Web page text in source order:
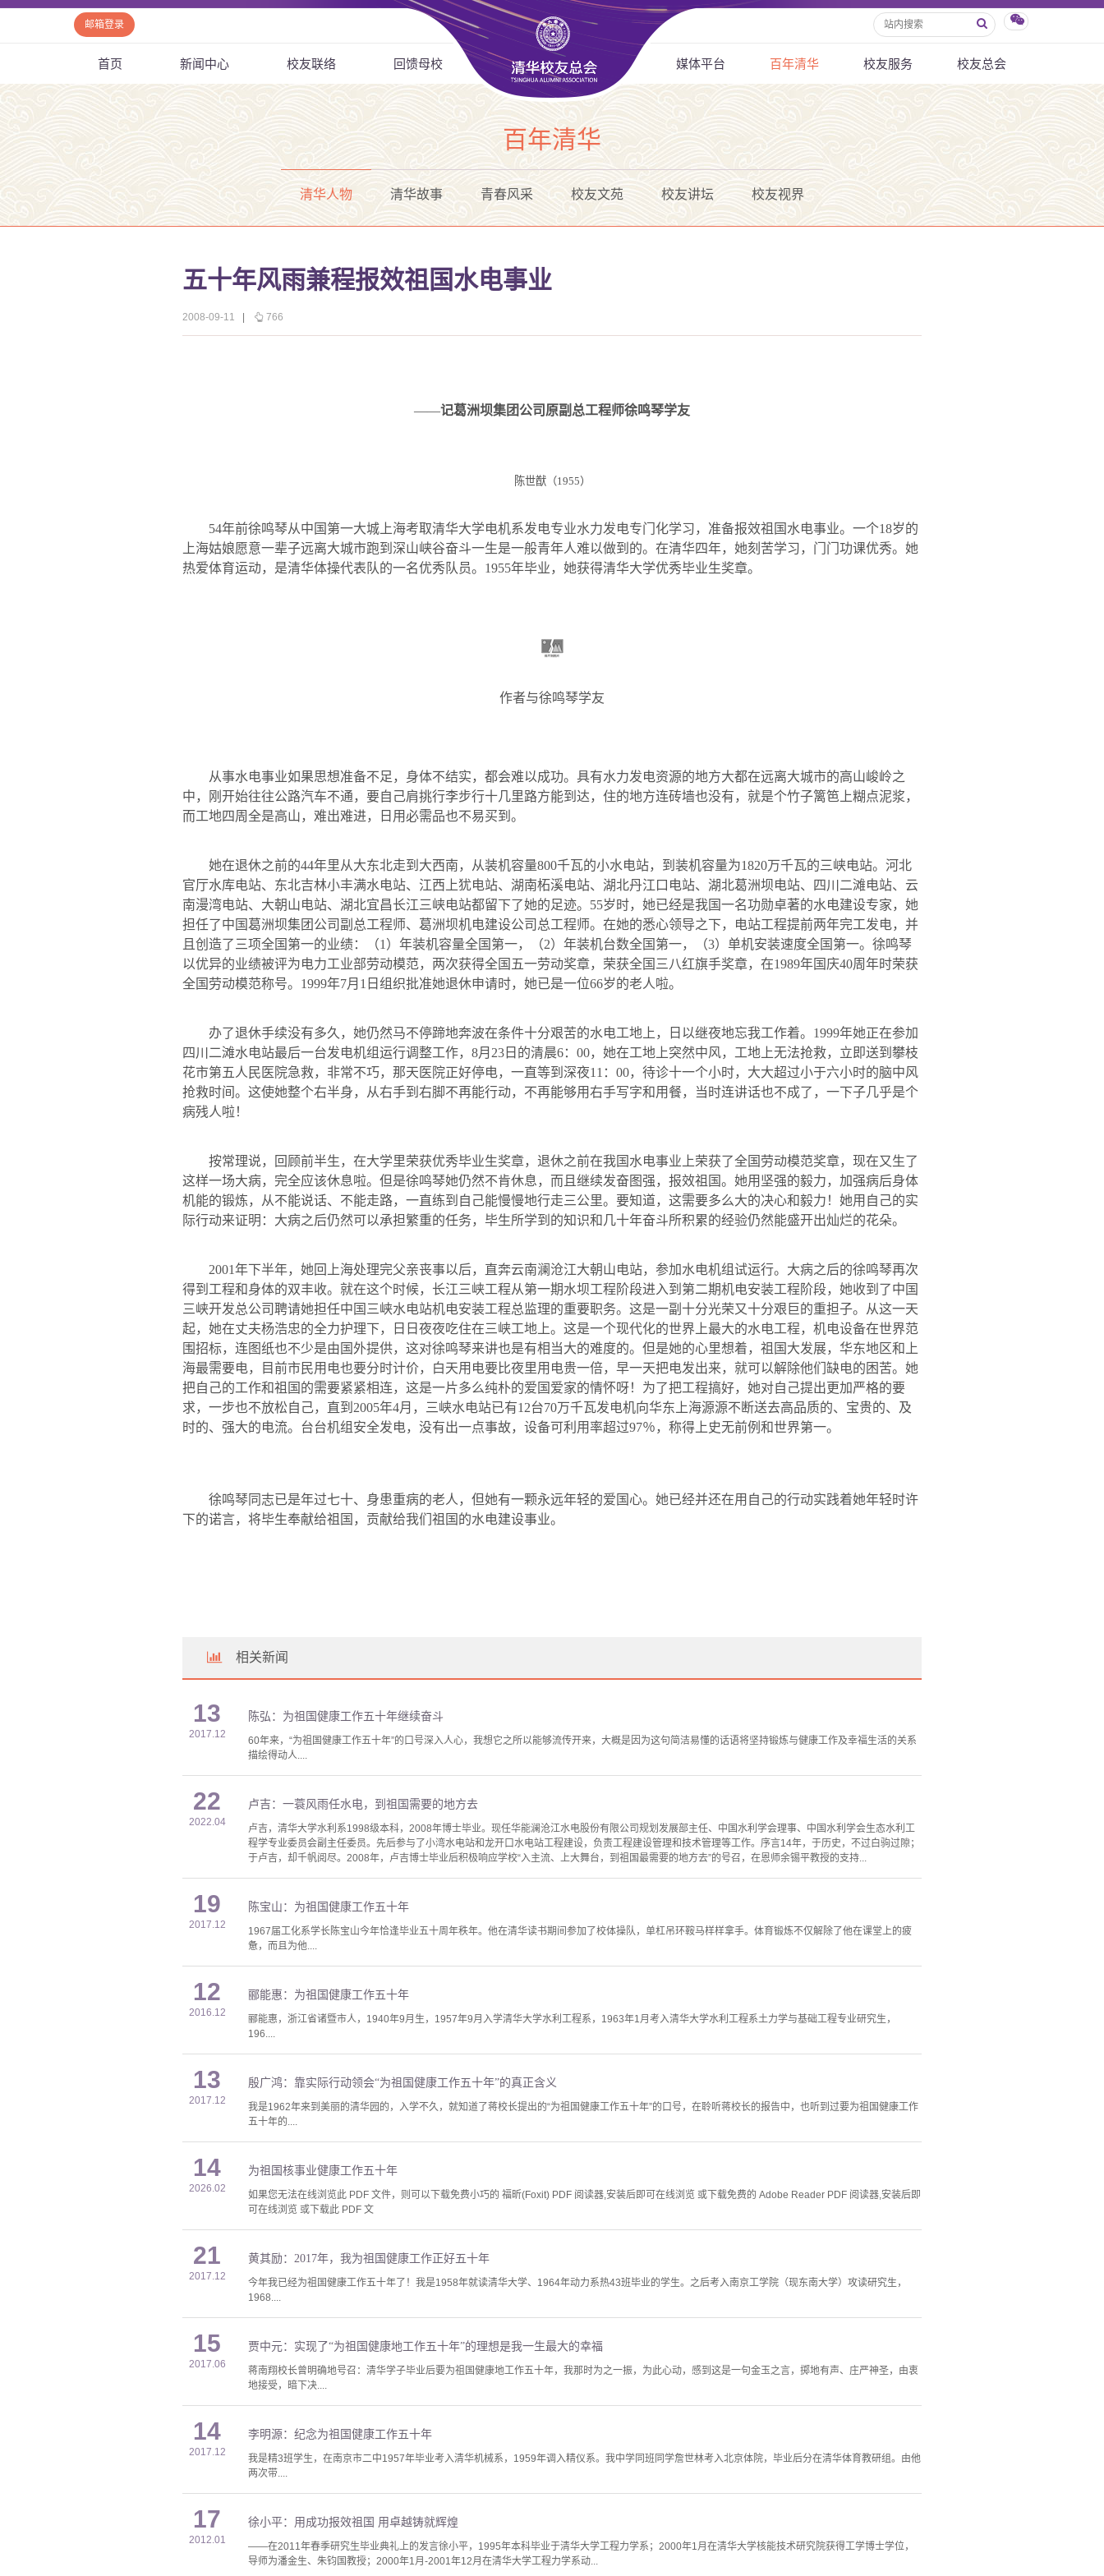
邮箱登录
首页 新闻中心 校友联络 回馈母校 媒体平台 百年清华 校友服务 校友总会
百年清华
清华人物 清华故事 青春风采 校友文苑 校友讲坛 校友视界
五十年风雨兼程报效祖国水电事业
2008-09-11 766
——记葛洲坝集团公司原副总工程师徐鸣琴学友
陈世猷（1955）
54年前徐鸣琴从中国第一大城上海考取清华大学电机系发电专业水力发电专门化学习，准备报效祖国水电事业。一个18岁的
上海姑娘愿意一辈子远离大城市跑到深山峡谷奋斗一生是一般青年人难以做到的。在清华四年，她刻苦学习，门门功课优秀。她
热爱体育运动，是清华体操代表队的一名优秀队员。 1955年毕业，她获得清华大学优秀毕业生奖章。
作者与徐鸣琴学友
从事水电事业如果思想准备不足，身体不结实，都会难以成功。具有水力发电资源的地方大都在远离大城市的高山峻岭之
中，刚开始往往公路汽车不通，要自己肩挑行李步行十几里路方能到达，住的地方连砖墙也没有，就是个竹子篱笆上糊点泥浆，
而工地四周全是高山，难出难进，日用必需品也不易买到。
她在退休之前的44年里从大东北走到大西南，从装机容量800千瓦的小水电站，到装机容量为1820万千瓦的三峡电站。河北
官厅水库电站、东北吉林小丰满水电站、江西上犹电站、湖南柘溪电站、湖北丹江口电站、湖北葛洲坝电站、四川二滩电站、云
南漫湾电站、大朝山电站、湖北宜昌长江三峡电站都留下了她的足迹。 55岁时，她已经是我国一名功勋卓著的水电建设专家，她
担任了中国葛洲坝集团公司副总工程师、葛洲坝机电建设公司总工程师。在她的悉心领导之下，电站工程提前两年完工发电，并
且创造了三项全国第一的业绩：（1 ）年装机容量全国第一，（2）年装机台数全国第一，（3）单机安装速度全国第一。徐鸣琴
以优异的业绩被评为电力工业部劳动模范，两次获得全国五一劳动奖章，荣获全国三八红旗手奖章，在1989年国庆40周年时荣获
全国劳动模范称号。 1999年7月 1 日 组织批准她退休申请时，她已是一位66岁的老人啦。
办了退休手续没有多久，她仍然马不停蹄地奔波在条件十分艰苦的水电工地上，日以继夜地忘我工作着。 1999年她正在参加
四川二滩水电站最后一台发电机组运行调整工作， 8月 23 日 的清晨6： 00，她在工地上突然中风，工地上无法抢救，立即送到攀枝
花市第五人民医院急救，非常不巧，那天医院正好停电，一直等到深夜11 ： 00，待诊十一个小时，大大超过小于六小时的脑中风
抢救时间。这使她整个右半身，从右手到右脚不再能行动，不再能够用右手写字和用餐，当时连讲话也不成了，一下子几乎是个
病残人啦！
按常理说，回顾前半生，在大学里荣获优秀毕业生奖章，退休之前在我国水电事业上荣获了全国劳动模范奖章，现在又生了
这样一场大病，完全应该休息啦。但是徐鸣琴她仍然不肯休息，而且继续发奋图强，报效祖国。她用坚强的毅力，加强病后身体
机能的锻炼，从不能说话、不能走路，一直练到自己能慢慢地行走三公里。要知道，这需要多么大的决心和毅力！她用自己的实
际行动来证明：大病之后仍然可以承担繁重的任务，毕生所学到的知识和几十年奋斗所积累的经验仍然能盛开出灿烂的花朵。
2001年下半年，她回上海处理完父亲丧事以后，直奔云南澜沧江大朝山电站，参加水电机组试运行。大病之后的徐鸣琴再次
得到工程和身体的双丰收。就在这个时候，长江三峡工程从第一期水坝工程阶段进入到第二期机电安装工程阶段，她收到了中国
三峡开发总公司聘请她担任中国三峡水电站机电安装工程总监理的重要职务。这是一副十分光荣又十分艰巨的重担子。从这一天
起，她在丈夫杨浩忠的全力护理下，日日夜夜吃住在三峡工地上。这是一个现代化的世界上最大的水电工程，机电设备在世界范
围招标，连图纸也不少是由国外提供，这对徐鸣琴来讲也是有相当大的难度的。但是她的心里想着，祖国大发展，华东地区和上
海最需要电，目前市民用电也要分时计价，白天用电要比夜里用电贵一倍，早一天把电发出来，就可以解除他们缺电的困苦。她
把自己的工作和祖国的需要紧紧相连，这是一片多么纯朴的爱国爱家的情怀呀！为了把工程搞好，她对自己提出更加严格的要
求，一步也不放松自己，直到 2005年4月，三峡水电站已有12台70万千瓦发电机向华东上海源源不断送去高品质的、宝贵的、及
时的、强大的电流。台台机组安全发电，没有出一点事故，设备可利用率超过97％，称得上史无前例和世界第一。
徐鸣琴同志已是年过七十、身患重病的老人，但她有一颗永远年轻的爱国心。她已经并还在用自己的行动实践着她年轻时许
下的诺言，将毕生奉献给祖国，贡献给我们祖国的水电建设事业。
相关新闻
13
2017.12
陈弘：为祖国健康工作五十年继续奋斗
60年来，“为祖国健康工作五十年”的口号深入人心，我想它之所以能够流传开来，大概是因为这句简洁易懂的话语将坚持锻炼与健康工作及幸福生活的关系
描绘得动人....
22
2022.04
卢吉：一蓑风雨任水电，到祖国需要的地方去
卢吉，清华大学水利系1998级本科，2008年博士毕业。现任华能澜沧江水电股份有限公司规划发展部主任、中国水利学会理事、中国水利学会生态水利工
程学专业委员会副主任委员。先后参与了小湾水电站和龙开口水电站工程建设，负责工程建设管理和技术管理等工作。序言14年，于历史，不过白驹过隙；
于卢吉，却千帆阅尽。2008年，卢吉博士毕业后积极响应学校“入主流、上大舞台，到祖国最需要的地方去”的号召，在恩师余锡平教授的支持...
19
2017.12
陈宝山：为祖国健康工作五十年
1967届工化系学长陈宝山今年恰逢毕业五十周年秩年。他在清华读书期间参加了校体操队，单杠吊环鞍马样样拿手。体育锻炼不仅解除了他在课堂上的疲
惫，而且为他....
12
2016.12
郦能惠：为祖国健康工作五十年
郦能惠，浙江省诸暨市人，1940年9月生，1957年9月入学清华大学水利工程系，1963年1月考入清华大学水利工程系土力学与基础工程专业研究生，
196....
13
2017.12
殷广鸿：靠实际行动领会“为祖国健康工作五十年”的真正含义
我是1962年来到美丽的清华园的，入学不久，就知道了蒋校长提出的“为祖国健康工作五十年”的口号，在聆听蒋校长的报告中，也听到过要为祖国健康工作
五十年的....
14
2026.02
为祖国核事业健康工作五十年
如果您无法在线浏览此 PDF 文件，则可以下载免费小巧的 福昕(Foxit) PDF 阅读器,安装后即可在线浏览 或下载免费的 Adobe Reader PDF 阅读器,安装后即
可在线浏览 或下载此 PDF 文
21
2017.12
黄其励：2017年，我为祖国健康工作正好五十年
今年我已经为祖国健康工作五十年了！我是1958年就读清华大学、1964年动力系热43班毕业的学生。之后考入南京工学院（现东南大学）攻读研究生，
1968....
15
2017.06
贾中元：实现了“为祖国健康地工作五十年”的理想是我一生最大的幸福
蒋南翔校长曾明确地号召：清华学子毕业后要为祖国健康地工作五十年，我那时为之一振，为此心动，感到这是一句金玉之言，掷地有声、庄严神圣，由衷
地接受，暗下决....
14
2017.12
李明源：纪念为祖国健康工作五十年
我是精3班学生，在南京市二中1957年毕业考入清华机械系，1959年调入精仪系。我中学同班同学詹世林考入北京体院，毕业后分在清华体育教研组。由他
两次带....
17
2012.01
徐小平：用成功报效祖国 用卓越铸就辉煌
——在2011年春季研究生毕业典礼上的发言徐小平，1995年本科毕业于清华大学工程力学系；2000年1月在清华大学核能技术研究院获得工学博士学位，
导师为潘金生、朱钧国教授；2000年1月-2001年12月在清华大学工程力学系动...